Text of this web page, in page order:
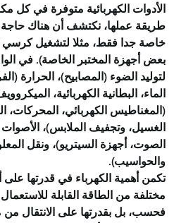
الأدوات الكهربائية متوفرة في كل
طريقة عملها، نكتشف أن هناك حاجة
خاصة جدا فقط، مثلا لتشغيل كرسي
بعض أجهزة المختبر الخاصة). في
لتوليد الضوء (المصابيح)، الحرارة
الماء، البطانية الكهربائية،
(المغناطيس الكهربائي، المحركات،
الغسيل، وتجفيف الملابس)،
الصوت، أجهزة السيتريو)، ونقل
والحواسيب).
تكمن أهمية الكهرباء في قدرتها
مختلفة من الطاقة القابلة
فحسب، بل بقدرتها على الانتقال